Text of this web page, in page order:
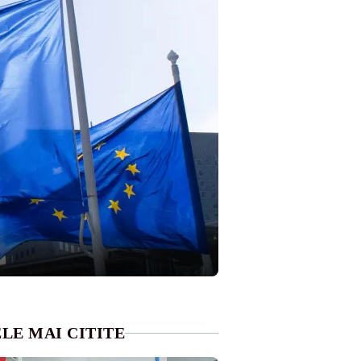
MAI CITITE